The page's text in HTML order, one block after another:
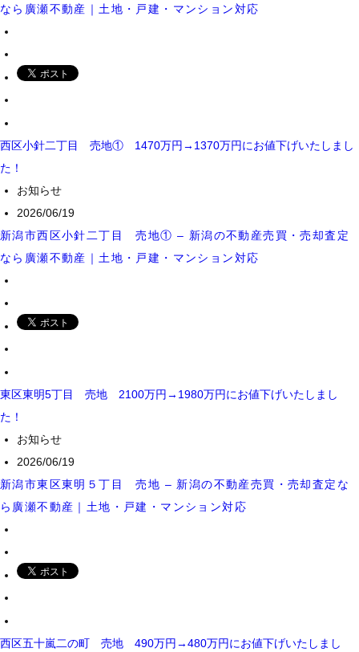
なら廣瀬不動産｜土地・戸建・マンション対応
西区小針二丁目 売地① 1470万円→1370万円にお値下げいたしまし
た！
お知らせ
2026/06/19
新潟市西区小針二丁目 売地① – 新潟の不動産売買・売却査定
なら廣瀬不動産｜土地・戸建・マンション対応
東区東明5丁目 売地 2100万円→1980万円にお値下げいたしまし
た！
お知らせ
2026/06/19
新潟市東区東明５丁目 売地 – 新潟の不動産売買・売却査定な
ら廣瀬不動産｜土地・戸建・マンション対応
西区五十嵐二の町 売地 490万円→480万円にお値下げいたしまし